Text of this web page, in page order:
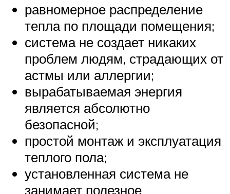
равномерное распределение
тепла по площади помещения;
система не создает никаких
проблем людям, страдающих от
астмы или аллергии;
вырабатываемая энергия
является абсолютно
безопасной;
простой монтаж и эксплуатация
теплого пола;
установленная система не
занимает полезное